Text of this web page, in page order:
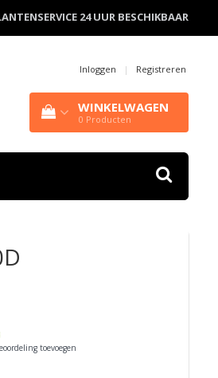
24 UUR BESCHIKBAAR
Inloggen | Registreren
WINKELWAGEN
0 Producten
toevoegen